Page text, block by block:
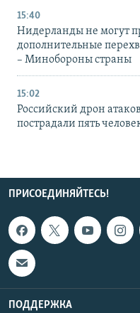
15:40
Нидерланды не могут
дополнительные
– Минобороны страны
15:02
Российский дрон
пострадали пять
ПРИСОЕДИНЯЙТЕСЬ!
ПОДДЕРЖКА